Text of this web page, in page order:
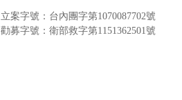
立案字號：台內團字第1070087702號
勸募字號：衛部救字第1151362501號